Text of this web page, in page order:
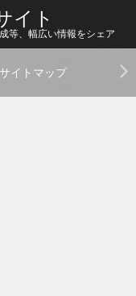
イト
等、幅広い情報をシェア
サイトマップ